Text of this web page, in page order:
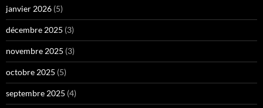
janvier 2026 (5)
décembre 2025 (3)
novembre 2025 (3)
octobre 2025 (5)
septembre 2025 (4)